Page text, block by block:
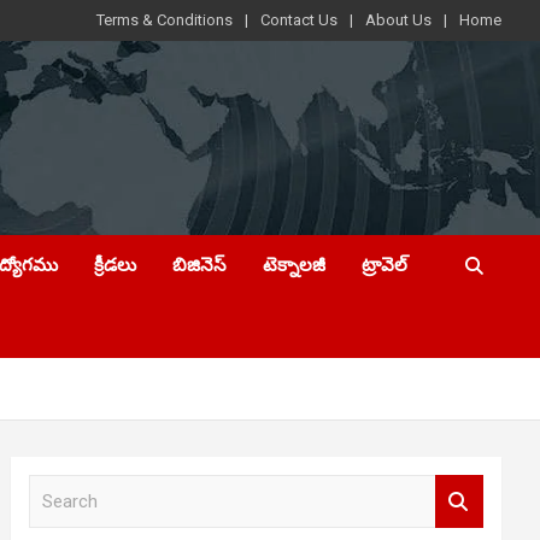
Terms & Conditions Contact Us About Us Home
క్రీడలు బిజినెస్ టెక్నాలజీ ట్రావెల్